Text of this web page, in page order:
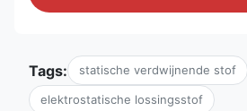
Tags: statische verdwijnende stof
elektrostatische lossingsstof